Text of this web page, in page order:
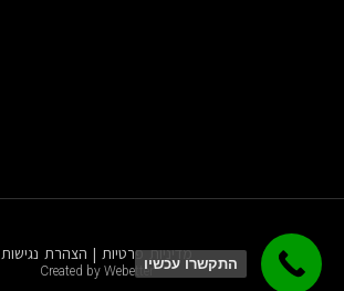
מדיניות פרטיות | הצהרת נגישות
Created by Webetterהתקשרו עכשיו